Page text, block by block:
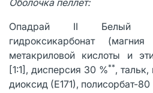
Опадрай II Белый
гидроксикарбонат
метакриловой кислоты и
[1:1], дисперсия 30 %**,
диоксид (Е171), полисорбат-80